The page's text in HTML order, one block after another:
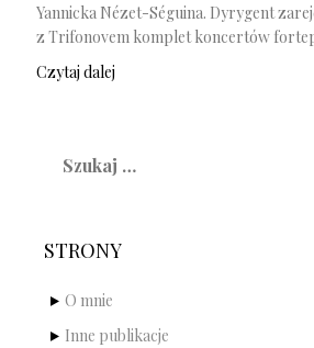
Yannicka Nézet-Séguina. Dyrygent
z Trifonovem komplet koncertów
Czytaj dalej
STRONY
O mnie
Inne publikacje